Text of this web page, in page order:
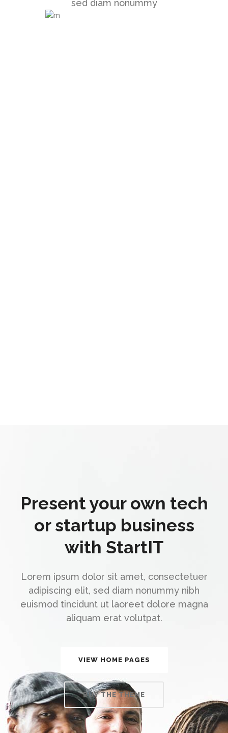
sed diam nonummy
Present your own tech
or startup business
with StartIT
Lorem ipsum dolor sit amet, consectetuer
adipiscing elit, sed diam nonummy nibh
euismod tincidunt ut laoreet dolore magna
aliquam erat volutpat.
VIEW HOME PAGES
BUY THE THEME